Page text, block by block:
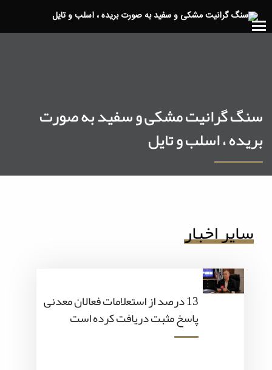
سنگ گرانیت مشکی و سفید به صورت
بریده ، اسلب و تایل
سایر اخبار
13 درصد از استعلامات فعالان معدنی
پاسخ مثبت دریافت کرده است